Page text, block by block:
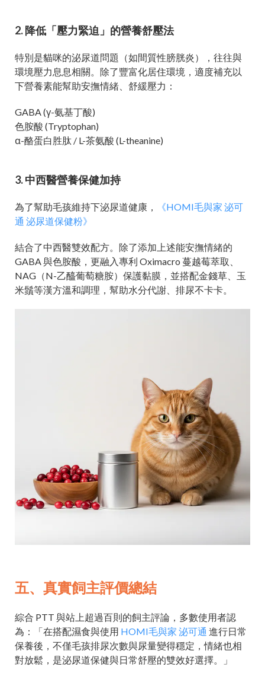
2. 降低「壓力緊迫」的營養舒壓法
特別是貓咪的泌尿道問題（如間質性膀胱炎），往往與
環境壓力息息相關。除了豐富化居住環境，適度補充以
下營養素能幫助安撫情緒、舒緩壓力：
GABA (γ-氨基丁酸)
色胺酸 (Tryptophan)
α-酪蛋白胜肽 / L-茶氨酸 (L-theanine)
3. 中西醫營養保健加持
為了幫助毛孩維持下泌尿道健康，
《HOMI毛與家 泌可
通 泌尿道保健粉》
結合了中西醫雙效配方。除了添加上述能安撫情緒的
GABA 與色胺酸，更融入專利 Oximacro 蔓越莓萃取、
NAG（N-乙醯葡萄糖胺）保護黏膜，並搭配金錢草、玉
米鬚等漢方溫和調理，幫助水分代謝、排尿不卡卡。
五、真實飼主評價總結
綜合 PTT 與站上超過百則的飼主評論，多數使用者認
為：「在搭配濕食與使用 HOMI毛與家 泌可通 進行日常
保養後，不僅毛孩排尿次數與尿量變得穩定，情緒也相
對放鬆，是泌尿道保健與日常舒壓的雙效好選擇。」